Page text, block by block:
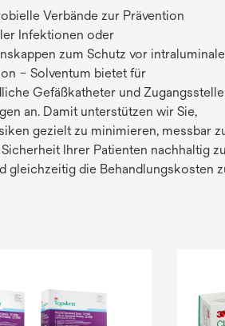
Verbände zur Prävention
Infektionen oder
zum Schutz vor
– Solventum bietet für
Gefäßkatheter und
an. Damit unterstützen wir Sie,
gezielt zu minimieren, messbar
Ihrer Patienten nachhaltig zu
gleichzeitig die Behandlungskosten